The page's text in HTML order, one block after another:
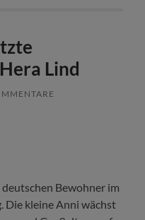
Lind
Bewohner im
Die kleine Anni wächst